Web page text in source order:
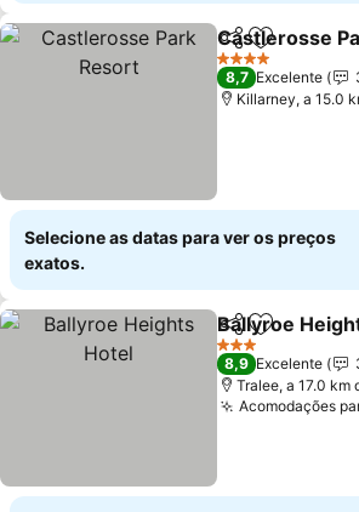
PartilharAdicionar
Castlerosse
4 Estrelas
8,7 Excelente
Killarney, a 15.0
Selecione as datas para ver os preços
exatos.
PartilharAdicionar
Ballyroe
3 Estrelas
8,9 Excelente
Tralee, a 17.0 km
Acomodações